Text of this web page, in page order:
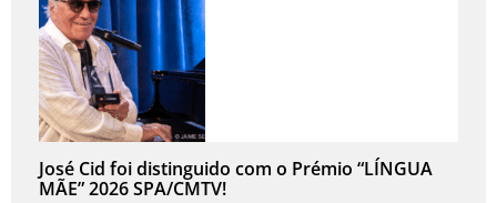
José Cid foi distinguido com o Prémio “LÍNGUA
MÃE” 2026 SPA/CMTV!